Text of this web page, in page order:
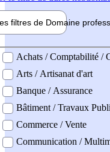
filtres de Domaine pro
professionel
Achats / Comptabilité /
Arts / Artisanat d'art
Banque / Assurance
Bâtiment / Travaux
Commerce / Vente
Communication /